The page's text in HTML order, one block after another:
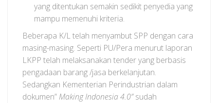
yang ditentukan semakin sedikit penyedia yang
mampu memenuhi kriteria.
Beberapa K/L telah menyambut SPP dengan cara
masing-masing. Seperti PU/Pera menurut laporan
LKPP telah melaksanakan tender yang berbasis
pengadaan barang /jasa berkelanjutan.
Sedangkan Kementerian Perindustrian dalam
dokumen” Making Indonesia 4.0”sudah